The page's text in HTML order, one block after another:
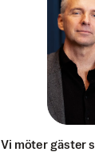
Vi möter gäster